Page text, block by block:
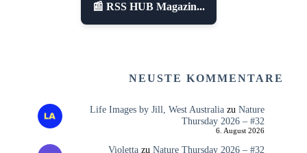
📰 RSS HUB Magazin...
NEUSTE KOMMENTARE
Life Images by Jill, West Australiazu Nature
Thursday 2026 – #32
6. August 2026
Violettazu Nature Thursday 2026 – #32